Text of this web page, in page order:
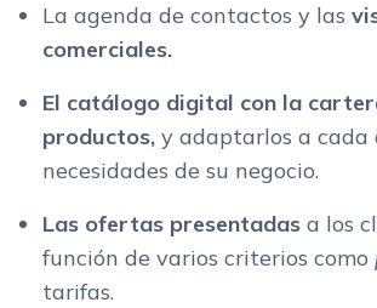
La agenda de contactos y las
comerciales.
El catálogo digital con la
productos, y adaptarlos a cada
necesidades de su negocio.
Las ofertas presentadas a los
función de varios criterios como
tarifas.